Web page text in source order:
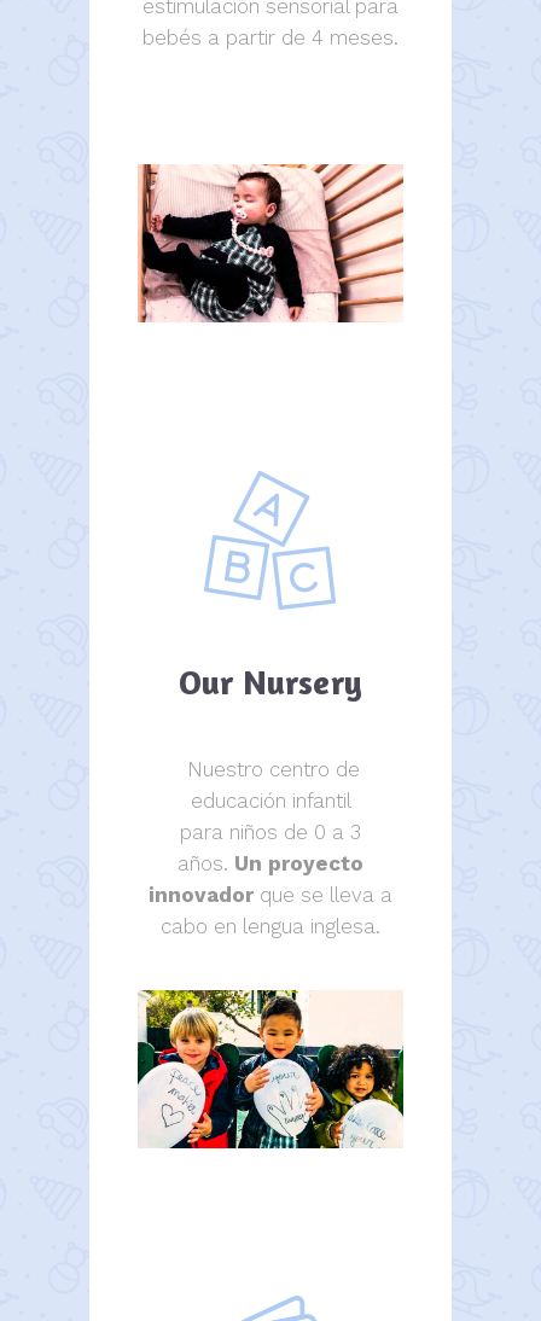
estimulación sensorial para
bebés a partir de 4 meses.
Our Nursery
Nuestro centro de
educación infantil
para niños de 0 a 3
años. Un proyecto
innovador que se lleva a
cabo en lengua inglesa.